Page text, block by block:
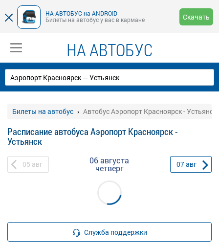
НА-АВТОБУС на ANDROID
Билеты на автобус у вас в кармане
Скачать
НА АВТОБУС
Билеты на автобус Автобус Аэропорт Красноярск - Устьянск
Расписание автобуса Аэропорт Красноярск -
Устьянск
05 авг 06 августа
четверг 07авг
Служба поддержки